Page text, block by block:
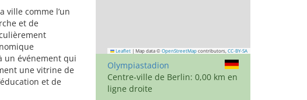
ville comme l’un
et de
un événement qui
une vitrine de
et de
Leaflet | Map data © OpenStreetMap contributors, CC-BY-SA
Olympiastadion
Centre-ville de Berlin: 0,00 km en
ligne droite